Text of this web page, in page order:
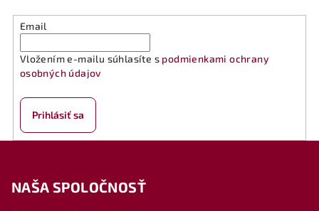
Email
Vložením e-mailu súhlasíte s podmienkami ochrany
osobných údajov
Prihlásiť sa
NAŠA SPOLOČNOSŤ